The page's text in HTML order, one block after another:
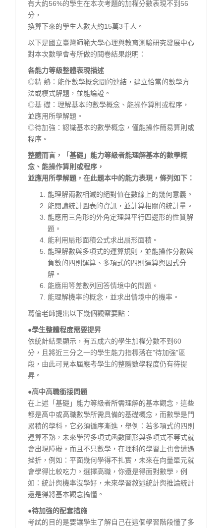
有大約56%的學生在本次考題的加權分數表現不到56
分，
換算下來的學生人數大約15萬3千人。
以下是國立臺灣師範大學心理與教育測驗研究發展中心
對本次數學會考所做的閱卷結果說明：
各能力等級整體表現描述
◎精 熟：能作數學概念間的連結，建立恰當的數學方
法或模式解題，並能論證。
◎基 礎：理解基本的數學概念、能操作算則或程序，
並應用所學解題。
◎待加強：認識基本的數學概念，僅能操作簡易算則或
程序。
整體而言，「基礎」能力等級者能理解基本的數學概
念、能操作算則或程序，
並應用所學解題，在此題本中的能力表現，條列如下：
能理解兩數相減的絕對值在數線上的幾何意義。
能閱讀統計圖表的資訊，並計算相關的統計量。
能應用三角形的外角定理與平行四邊形的性質解
題。
能利用扇形面積公式求出扇形面積。
能理解數與多項式的運算規則，並能操作分數與
負數的四則運算、多項式的四則運算與因式分
解。
能應用等差數列回答情境中的問題。
能理解機率的概念，並求出情境中的機率。
葛倫老師提出以下幾個觀察要點：
●學生整體程度需要提昇
依統計結果顯示，有五成六的學生加權分數不到60
分，且將近三分之一的學生能力指標落在”待加強”區
段，由此可見本屆應考學生的整體數學程度仍有待提
昇。
●高中高職銜接問題
在上述「基礎」能力等級者所需理解的基本觀念，這些
都是高中或高職數學所需具備的基礎概念，而數學是門
累積的學科，它必須循序漸進，舉例：若多項式的四則
運算不熟，未來學習多項式函數圖形與多項式不等式就
會出現障礙。而且不只數學，在理科的學習上也會遭遇
挫折，例如：平面幾何學得不扎實，未來在向量單元就
會學得比較吃力。選擇高職，你還是得面對數學，例
如：統計與機率沒學好，未來學習敘述統計與推論統計
還是得將基本觀念搞懂。
●待加強的配套措施
考試的目的是要讓學生了解自己在這個學習階段懂了多